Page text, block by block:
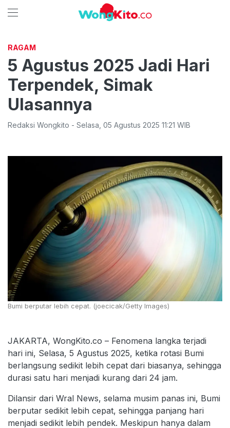
RAGAM
5 Agustus 2025 Jadi Hari
Terpendek, Simak
Ulasannya
Redaksi Wongkito - Selasa 05 Agustus 2025 11:21 WIB
Bumi berputar lebih cepat. (joecicak/Getty Images)
JAKARTA, WongKito.co – Fenomena langka terjadi
hari ini, Selasa, 5 Agustus 2025, ketika rotasi Bumi
berlangsung sedikit lebih cepat dari biasanya, sehingga
durasi satu hari menjadi kurang dari 24 jam.
Dilansir dari Wral News, selama musim panas ini, Bumi
berputar sedikit lebih cepat, sehingga panjang hari
menjadi sedikit lebih pendek. Meskipun hanya dalam